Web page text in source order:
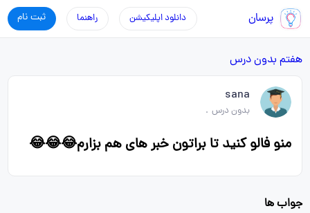
پرسان ثبت نام راهنما دانلود اپلیکیشن
هفتم بدون درس
sana
بدون درس .
منو فالو کنید تا براتون خبر های هم بزارم😂😂😂
جواب ها